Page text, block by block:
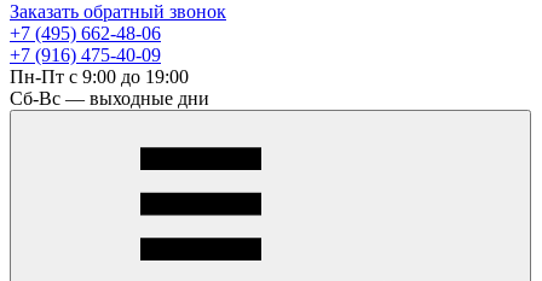
Заказать обратный звонок
+7 (495) 662-48-06
+7 (916) 475-40-09
Пн-Пт с 9:00 до 19:00
Сб-Вс — выходные дни